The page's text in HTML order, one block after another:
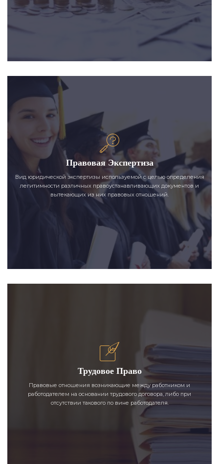
Правовая Экспертиза
Вид юридической экспертизы используемой с целью определения
легитимности различных правоустанавливающих документов и
вытекающих из них правовых отношений.
Трудовое Право
Правовые отношения возникающие между работником и
работодателем на основании трудового договора, либо при
отсутствии такового по вине работодателя.